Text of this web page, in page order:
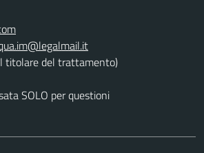
titolare del trattamento)
SOLO per questioni